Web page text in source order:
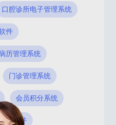
口腔诊所电子管理系统
件
历管理系统
门诊管理系统
会员积分系统
统软件